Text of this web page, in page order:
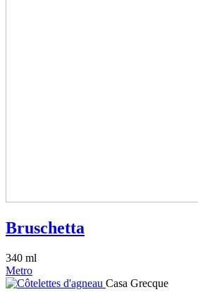
Bruschetta
340 ml
Metro
Casa Grecque